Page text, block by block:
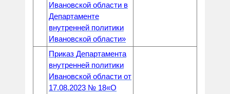
Ивановской области в
Департаменте
внутренней политики
Ивановской области»
Приказ Департамента
внутренней политики
Ивановской области от
17.08.2023 № 18«О